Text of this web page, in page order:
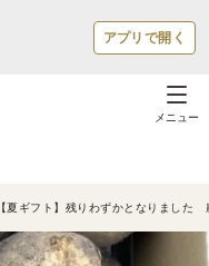
アプリで開く
メニュー
【夏ギフト】残りわずかとなりまし